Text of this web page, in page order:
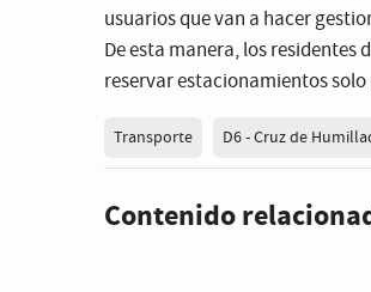
usuarios que van a hacer
De esta manera, los residentes
reservar estacionamientos
Transporte D6 - Cruz de
Contenido